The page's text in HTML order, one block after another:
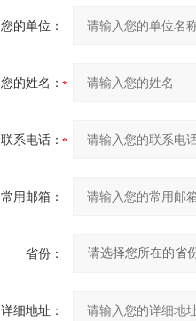
您的单位：
您的姓名：
联系电话：
常用邮箱：
省份：
详细地址：